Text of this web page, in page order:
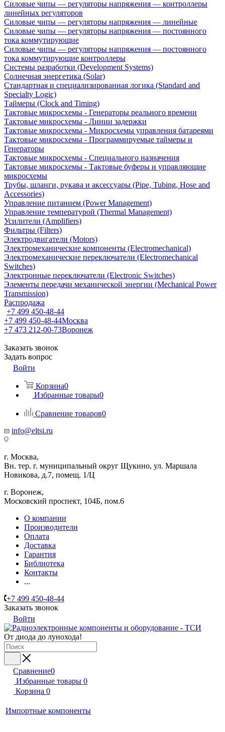
Силовые чипы — регуляторы напряжения — контроллеры
линейных регуляторов
Силовые чипы — регуляторы напряжения — линейные
Силовые чипы — регуляторы напряжения — постоянного
тока коммутирующие
Силовые чипы — регуляторы напряжения — постоянного
тока коммутирующие контроллеры
Системы разработки (Development Systems)
Солнечная энергетика (Solar)
Стандартная и специализированная логика (Standard and
Specialty Logic)
Таймеры (Clock and Timing)
Тактовые микросхемы - Генераторы реального времени
Тактовые микросхемы - Линии задержки
Тактовые микросхемы - Микросхемы управления батареями
Тактовые микросхемы - Программируемые таймеры и
Генераторы
Тактовые микросхемы - Специального назначения
Тактовые микросхемы - Тактовые буферы и управляющие
микросхемы
Трубы, шланги, рукава и аксессуары (Pipe, Tubing, Hose and
Accessories)
Управление питанием (Power Management)
Управление температурой (Thermal Management)
Усилители (Amplifiers)
Фильтры (Filters)
Электродвигатели (Motors)
Электромеханические компоненты (Electromechanical)
Электромеханические переключатели (Electromechanical
Switches)
Электронные переключатели (Electronic Switches)
Элементы передачи механической энергии (Mechanical Power
Transmission)
Распродажа
+7 499 450-48-44
+7 499 450-48-44Москва
+7 473 212-00-73Воронеж
Заказать звонок
Задать вопрос
Войти
Корзина0
Избранные товары0
Сравнение товаров0
info@eltsi.ru
г. Москва,
Вн. тер. г. муниципальный округ Щукино, ул. Маршала
Новикова, д.7, помещ. 1/Ц
г. Воронеж,
​Московский проспект, 104Б, пом.6
О компании
Производители
Оплата
Доставка
Гарантия
Библиотека
Контакты
...
+7 499 450-48-44
Заказать звонок
Войти
От диода до лунохода!
Сравнение0
Избранные товары 0
Корзина 0
Импортные компоненты